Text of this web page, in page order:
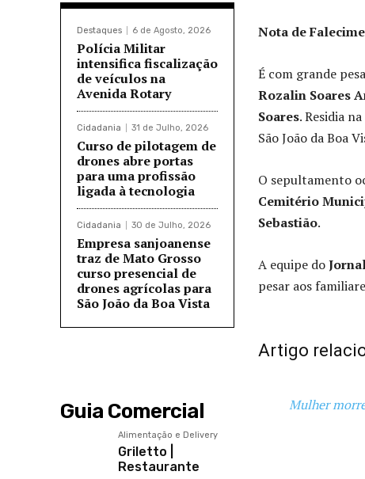
Destaques 6 de Agosto, 2026
Polícia Militar
intensifica fiscalização
de veículos na
Avenida Rotary
Cidadania 31 de Julho, 2026
Curso de pilotagem de
drones abre portas
para uma profissão
ligada à tecnologia
Cidadania 30 de Julho, 2026
Empresa sanjoanense
traz de Mato Grosso
curso presencial de
drones agrícolas para
São João da Boa Vista
Guia Comercial
Alimentação e Delivery
Griletto |
Restaurante
Nota de
É com grande
Rozalin Soares
Soares. Residia
São João da Boa
O sepultamento
Cemitério
Sebastião.
A equipe do
pesar aos
Artigo
Mulher